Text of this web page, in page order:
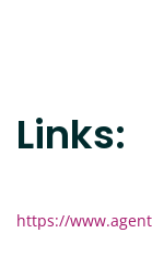
Links:
https://